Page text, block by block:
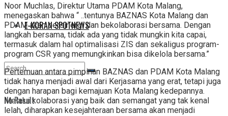
E-KORAN SPOTNEWS
No Result
Noor Muchlas, Direktur Utama PDAM Kota Malang,
menegaskan bahwa “ ..tentunya BAZNAS Kota Malang dan
PDAM akan bersinergi dan bekolaborasi bersama. Dengan
langkah bersama, tidak ada yang tidak mungkin kita capai,
termasuk dalam hal optimalisasi ZIS dan sekaligus program-
program CSR yang memungkinkan bisa dikelola bersama.”
Pertemuan antara pimpinan BAZNAS dan PDAM Kota Malang
tidak hanya menjadi awal dari Kerjasama yang erat, tetapi juga
dengan harapan bagi kemajuan Kota Malang kedepannya.
Melalui kolaborasi yang baik dan semangat yang tak kenal
lelah, diharapkan kesejahteraan bersama akan menjadi